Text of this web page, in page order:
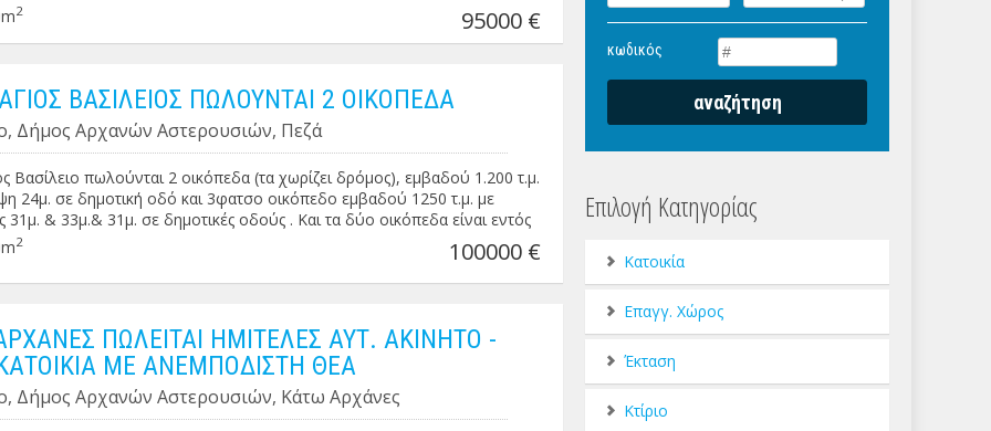
2 95000 €
ΒΑΣΙΛΕΙΟΣ ΠΩΛΟΥΝΤΑΙ 2 ΟΙΚΟΠΕΔΑ
Δήμος Αρχανών Αστερουσιών, Πεζά
Βασίλειο πωλούνται 2 οικόπεδα (τα χωρίζει δρόμος), εμβαδού 1.200 τ.μ.
24μ. σε δημοτική οδό και 3φατσο οικόπεδο εμβαδού 1250 τ.μ. με
31μ. & 33μ.& 31μ. σε δημοτικές οδούς . Και τα δύο οικόπεδα είναι εντός
και οικοδομήσιμα . Δίδονται και χωριστά . Τιμή: 40€ / τ.μ.
2 100000 €
ΠΩΛΕΙΤΑΙ ΗΜΙΤΕΛΕΣ ΑΥΤ. ΑΚΙΝΗΤΟ -
ΜΕ ΑΝΕΜΠΟΔΙΣΤΗ ΘΕΑ
Δήμος Αρχανών Αστερουσιών, Κάτω Αρχάνες
κωδικός
Επιλογή Κατηγορίας
Κατοικία
Επαγγ. Χώρος
Έκταση
Κτίριο